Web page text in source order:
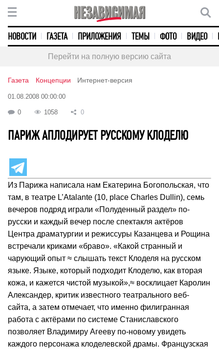
НОВОСТИ ГАЗЕТА ПРИЛОЖЕНИЯ ТЕМЫ ФОТО ВИДЕО
Перейти на полную версию сайта
Газета Концепции Интернет-версия
01.08.2008 00:00:00
0 1058 0
ПАРИЖ АПЛОДИРУЕТ РУССКОМУ КЛОДЕЛЮ
Из Парижа написала нам Екатерина Богопольская, что
там, в театре L’Atalante (10, place Charles Dullin), семь
вечеров подряд играли «Полуденный раздел» по-
русски и каждый вечер после спектакля актёров
Центра драматургии и режиссуры Казанцева и Рощина
встречали криками «браво». «Какой странный и
чарующий опыт ≈ слышать текст Клоделя на русском
языке. Языке, который подходит Клоделю, как вторая
кожа, и кажется чистой музыкой»,≈ восклицает Каролин
Александер, критик известного театрального веб-
сайта, а затем отмечает, что именно филигранная
работа с актёрами по системе Станиславского
позволяет Владимиру Агееву по-новому увидеть
каждого персонажа клоделевской драмы. Французская